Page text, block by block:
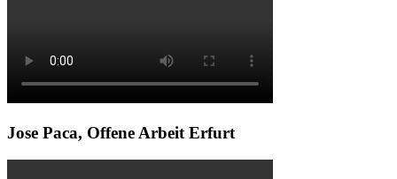
Jose Paca, Offene Arbeit Erfurt